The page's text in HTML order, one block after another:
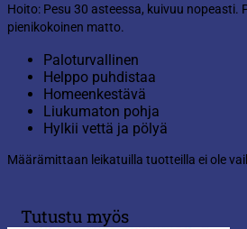
Hoito: Pesu 30 asteessa, kuivuu nopeasti.
pienikokoinen matto.
Paloturvallinen
Helppo puhdistaa
Homeenkestävä
Liukumaton pohja
Hylkii vettä ja pölyä
Määrämittaan leikatuilla tuotteilla ei ole
Tutustu myös